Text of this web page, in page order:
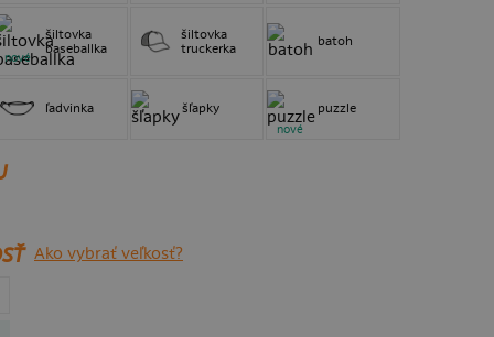
šiltovka
baseballka
nové
šiltovka
truckerka
batoh
ľadvinka šľapky puzzle
nové
Ako vybrať veľkosť?